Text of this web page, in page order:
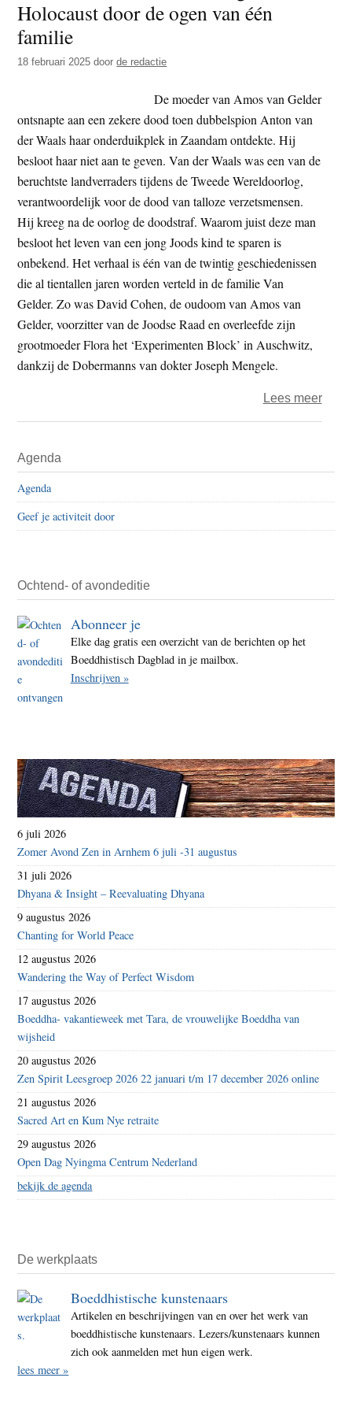
t
e
e
s
i
Holocaust door de ogen van één
familie
18 februari 2025 doorde redactie
De moeder van Amos van Gelder
ontsnapte aan een zekere dood toen dubbelspion Anton van
der Waals haar onderduikplek in Zaandam ontdekte. Hij
besloot haar niet aan te geven. Van der Waals was een van de
beruchtste landverraders tijdens de Tweede Wereldoorlog,
verantwoordelijk voor de dood van talloze verzetsmensen.
Hij kreeg na de oorlog de doodstraf. Waarom juist deze man
besloot het leven van een jong Joods kind te sparen is
onbekend. Het verhaal is één van de twintig geschiedenissen
die al tientallen jaren worden verteld in de familie Van
Gelder. Zo was David Cohen, de oudoom van Amos van
Gelder, voorzitter van de Joodse Raad en overleefde zijn
grootmoeder Flora het ‘Experimenten Block’ in Auschwitz,
dankzij de Dobermanns van dokter Joseph Mengele.
Lees meerover
één
Sidebar
Agenda
Agenda
Geef je activiteit door
Ochtend- of avondeditie
Abonneer je
Elke dag gratis een overzicht van de berichten op het
Boeddhistisch Dagblad in je mailbox.
Inschrijven »
6 juli 2026
Zomer Avond Zen in Arnhem 6 juli -31 augustus
31 juli 2026
Dhyana & Insight – Reevaluating Dhyana
9 augustus 2026
Chanting for World Peace
12 augustus 2026
Wandering the Way of Perfect Wisdom
17 augustus 2026
Boeddha- vakantieweek met Tara, de vrouwelijke Boeddha van
wijsheid
20 augustus 2026
Zen Spirit Leesgroep 2026 22 januari t/m 17 december 2026 online
21 augustus 2026
Sacred Art en Kum Nye retraite
29 augustus 2026
Open Dag Nyingma Centrum Nederland
bekijk de agenda
De werkplaats
Boeddhistische kunstenaars
Artikelen en beschrijvingen van en over het werk van
boeddhistische kunstenaars. Lezers/kunstenaars kunnen
zich ook aanmelden met hun eigen werk.
lees meer »